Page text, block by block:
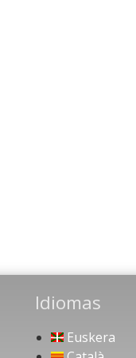
Idiomas
Euskera